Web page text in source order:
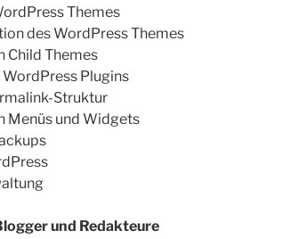
Themes
des WordPress Themes
Child Themes
Plugins
Struktur
Menüs und Widgets
und Redakteure